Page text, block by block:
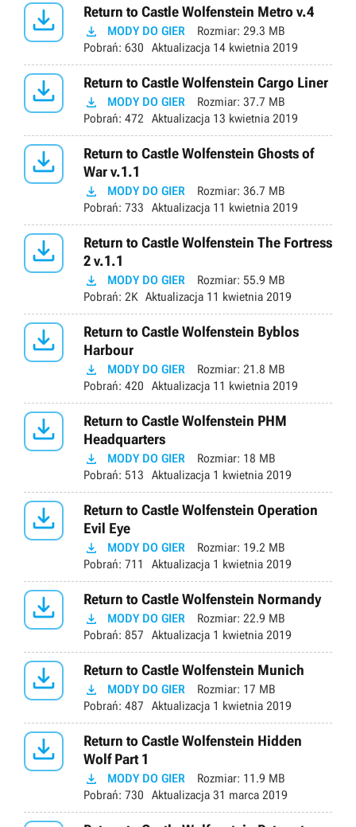
 Return to Castle Wolfenstein Metro v.4
 MODY DO GIER Rozmiar: 29.3 MB
Pobrań: 630 Aktualizacja 14 kwietnia 2019
 Return to Castle Wolfenstein Cargo Liner
 MODY DO GIER Rozmiar: 37.7 MB
Pobrań: 472 Aktualizacja 13 kwietnia 2019

Return to Castle Wolfenstein Ghosts of
War v.1.1
 MODY DO GIER Rozmiar: 36.7 MB
Pobrań: 733 Aktualizacja 11 kwietnia 2019

Return to Castle Wolfenstein The Fortress
2 v.1.1
 MODY DO GIER Rozmiar: 55.9 MB
Pobrań: 2K Aktualizacja 11 kwietnia 2019

Return to Castle Wolfenstein Byblos
Harbour
 MODY DO GIER Rozmiar: 21.8 MB
Pobrań: 420 Aktualizacja 11 kwietnia 2019

Return to Castle Wolfenstein PHM
Headquarters
 MODY DO GIER Rozmiar: 18 MB
Pobrań: 513 Aktualizacja 1 kwietnia 2019

Return to Castle Wolfenstein Operation
Evil Eye
 MODY DO GIER Rozmiar: 19.2 MB
Pobrań: 711 Aktualizacja 1 kwietnia 2019
 Return to Castle Wolfenstein Normandy
 MODY DO GIER Rozmiar: 22.9 MB
Pobrań: 857 Aktualizacja 1 kwietnia 2019
 Return to Castle Wolfenstein Munich
 MODY DO GIER Rozmiar: 17 MB
Pobrań: 487 Aktualizacja 1 kwietnia 2019

Return to Castle Wolfenstein Hidden
Wolf Part 1
 MODY DO GIER Rozmiar: 11.9 MB
Pobrań: 730 Aktualizacja 31 marca 2019